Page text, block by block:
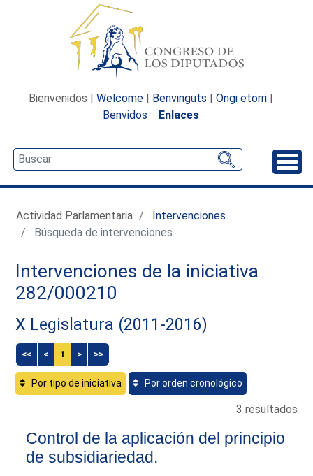
Bienvenidos | Welcome | Benvinguts | Ongi etorri |
Benvidos
Enlaces
Actividad Parlamentaria
Intervenciones
Búsqueda de intervenciones
Intervenciones de la iniciativa
282/000210
X Legislatura (2011-2016)
<< < 1 > >>
Por tipo de iniciativa Por orden cronológico
3 resultados
Control de la aplicación del principio
de subsidiariedad.